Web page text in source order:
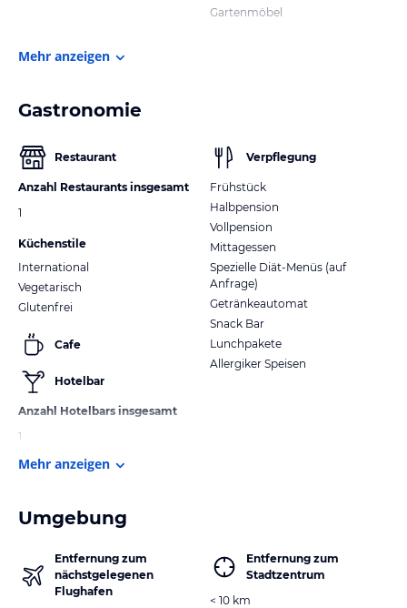
Gartenmöbel
Mehr anzeigen
Gastronomie
Restaurant
Anzahl Restaurants insgesamt
1
Küchenstile
International
Vegetarisch
Glutenfrei
Cafe
Hotelbar
Anzahl Hotelbars insgesamt
1
Verpflegung
Frühstück
Halbpension
Vollpension
Mittagessen
Spezielle Diät-Menüs (auf
Anfrage)
Getränkeautomat
Snack Bar
Lunchpakete
Allergiker Speisen
Mehr anzeigen
Umgebung
Entfernung zum
nächstgelegenen
Flughafen
Entfernung zum
Stadtzentrum
< 10 km